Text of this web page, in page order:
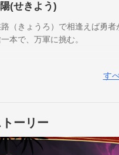
(せきよう)
（きょうろ）で相逢えば勇者
本で、万軍に挑む。
す
ーリー